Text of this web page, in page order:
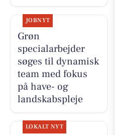
JOBNYT
Grøn
specialarbejder
søges til dynamisk
team med fokus
på have- og
landskabspleje
LOKALT NYT